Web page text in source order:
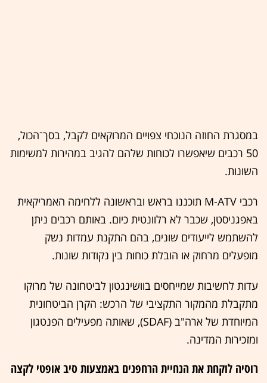
במסגרת החוזה הנוכחי צפויים המרוקאים לקבל, בסך־הכול,
50 רכבים שיאפשרו לכוחות שלהם להגיב במהירות למשימות
השונות.
רכבי M-ATV תוכננו בראש ובראשונה ללחימה האמריקאית
באפגניסטן, שכבר לא רלוונטית כיום. באותם רכבים ניתן
להשתמש לייעודים שונים, בהם התקנת עמדות נשק
מופעלים מרחוק או הובלת כוחות בין נקודות שונות.
עדות לחשיבות שמייחסים בוושינגטון לביטחונה של מרוקו
מתקבלת מהמקור התקציבי של הרכש: הקרן הביטחונית
המיוחדת של ארה"ב (SDAF), שאותה מפעילים הפנטגון
ומזכירות המדינה.
רוסיה לוקחת את הנחיית הרחפנים באמצעות סיב אופטי לקצה